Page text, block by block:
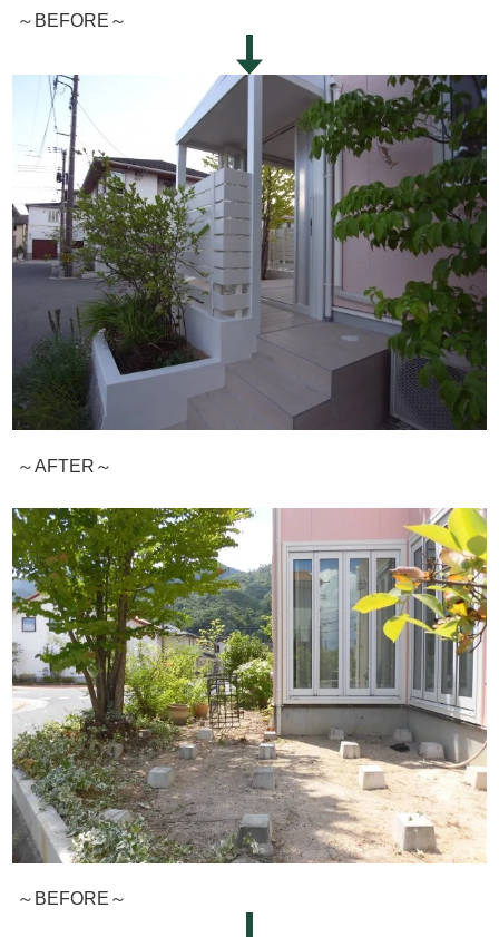
～BEFORE～
～AFTER～
～BEFORE～